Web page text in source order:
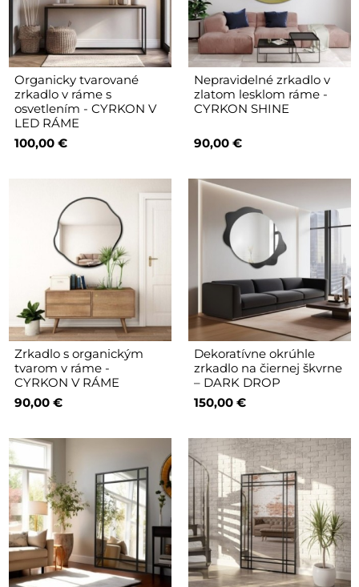
Organicky tvarované
zrkadlo v ráme s
osvetlením - CYRKON V
LED RÁME
100,00 €
Nepravidelné zrkadlo v
zlatom lesklom ráme -
CYRKON SHINE
90,00 €
Zrkadlo s organickým
tvarom v ráme -
CYRKON V RÁME
90,00 €
Dekoratívne okrúhle
zrkadlo na čiernej škvrne
– DARK DROP
150,00 €